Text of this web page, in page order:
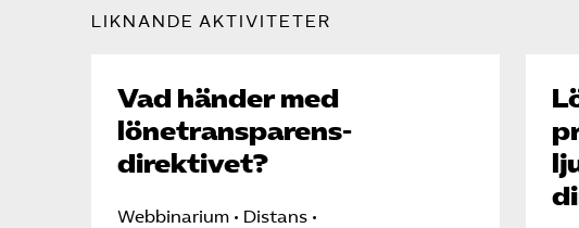
LIKNANDE AKTIVITETER
Vad händer med
lönetransparens­
direktivet?
Webbinarium
Distans